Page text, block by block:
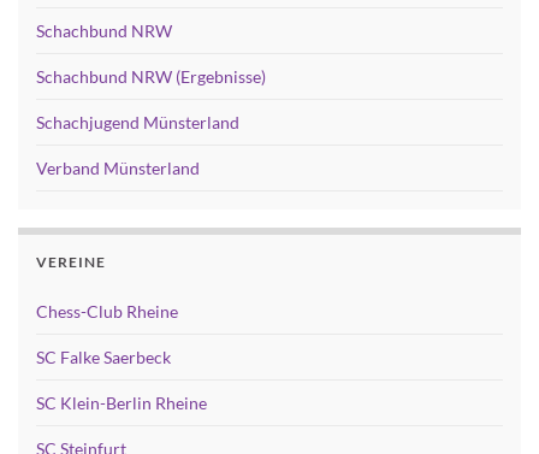
Schachbund NRW
Schachbund NRW (Ergebnisse)
Schachjugend Münsterland
Verband Münsterland
VEREINE
Chess-Club Rheine
SC Falke Saerbeck
SC Klein-Berlin Rheine
SC Steinfurt